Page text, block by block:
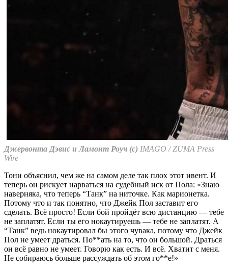
Джервонта Дэвис и Ламонт Роуч (с) IMAGO / ZUMA Press
Wire
Тони объяснил, чем же на самом деле так плох этот ивент. И
теперь он рискует нарваться на судебный иск от Пола: «Знаю
наверняка, что теперь “Танк” на ниточке. Как марионетка.
Потому что и так понятно, что Джейк Пол заставит его
сделать. Всё просто! Если бой пройдёт всю дистанцию — тебе
не заплатят. Если ты его нокаутируешь — тебе не заплатят. А
“Танк” ведь нокаутировал бы этого чувака, потому что Джейк
Пол не умеет драться. По**ать на то, что он большой. Драться
он всё равно не умеет. Говорю как есть. И всё. Хватит с меня.
Не собираюсь больше рассуждать об этом го**е!»